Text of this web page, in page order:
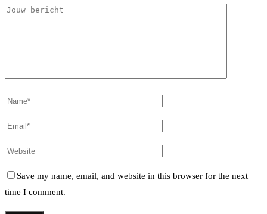
Save my name, email, and website in this browser for the next
time I comment.